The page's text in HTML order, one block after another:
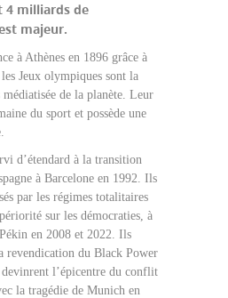
4 milliards de
majeur.
à Athènes en 1896 grâce à
Jeux olympiques sont la
de la planète. Leur
du sport et possède une
d’étendard à la transition
à Barcelone en 1992. Ils
par les régimes totalitaires
sur les démocraties, à
en 2008 et 2022. Ils
revendication du Black Power
l’épicentre du conflit
la tragédie de Munich en